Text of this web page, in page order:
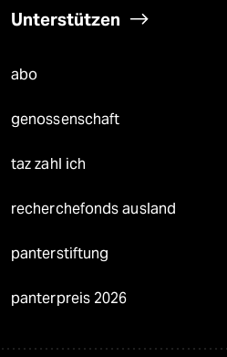
Unterstützen
abo
genossenschaft
taz zahl ich
recherchefonds ausland
panterstiftung
panterpreis 2026